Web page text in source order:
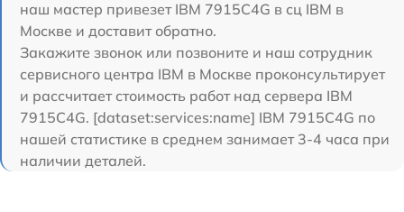
наш мастер привезет IBM 7915C4G в сц IBM в
Москве и доставит обратно.
Закажите звонок или позвоните и наш сотрудник
сервисного центра IBM в Москве проконсультирует
и рассчитает стоимость работ над сервера IBM
7915C4G. [dataset:services:name] IBM 7915C4G по
нашей статистике в среднем занимает 3-4 часа при
наличии деталей.